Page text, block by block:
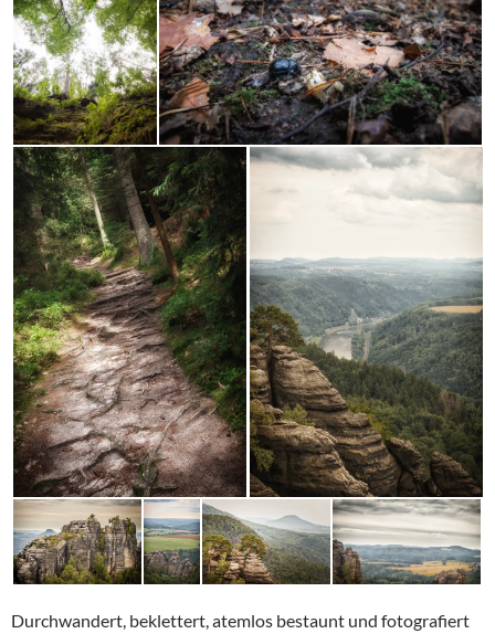
Durchwandert, beklettert, atemlos bestaunt und fotografiert